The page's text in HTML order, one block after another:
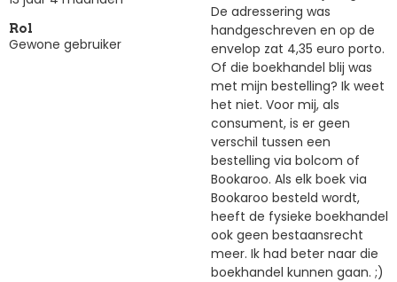
Rol
Gewone gebruiker
De adressering was
handgeschreven en op de
envelop zat 4,35 euro porto.
Of die boekhandel blij was
met mijn bestelling? Ik weet
het niet. Voor mij, als
consument, is er geen
verschil tussen een
bestelling via bolcom of
Bookaroo. Als elk boek via
Bookaroo besteld wordt,
heeft de fysieke boekhandel
ook geen bestaansrecht
meer. Ik had beter naar die
boekhandel kunnen gaan. ;)